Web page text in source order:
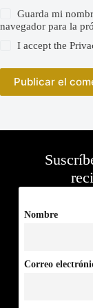
Guarda mi
navegador para la
I accept the
Publicar el
Nombre
Correo